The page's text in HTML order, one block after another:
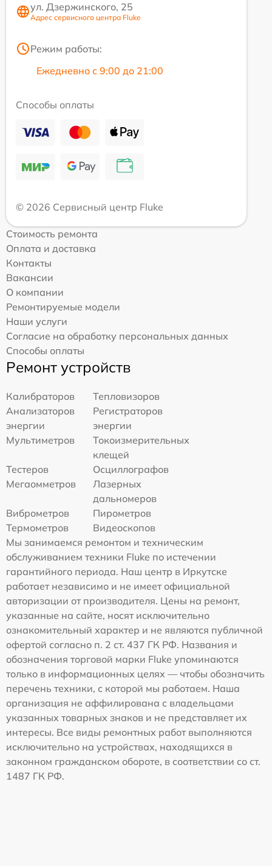
ул. Дзержинского, 25
Адрес сервисного центра Fluke
Режим работы:
Ежедневно с 9:00 до 21:00
Способы оплаты
© 2026 Сервисный центр Fluke
Стоимость ремонта
Оплата и доставка
Контакты
Вакансии
О компании
Ремонтируемые модели
Наши услуги
Согласие на обработку персональных данных
Способы оплаты
Ремонт устройств
Калибраторов
Тепловизоров
Анализаторов
энергии
Регистраторов
энергии
Мультиметров
Токоизмерительных
клещей
Тестеров
Осциллографов
Мегаомметров
Лазерных
дальномеров
Виброметров
Пирометров
Термометров
Видеоскопов
Мы занимаемся ремонтом и техническим
обслуживанием техники Fluke по истечении
гарантийного периода. Наш центр в Иркутске
работает независимо и не имеет официальной
авторизации от производителя. Цены на ремонт,
указанные на сайте, носят исключительно
ознакомительный характер и не являются публичной
офертой согласно п. 2 ст. 437 ГК РФ. Названия и
обозначения торговой марки Fluke упоминаются
только в информационных целях — чтобы обозначить
перечень техники, с которой мы работаем. Наша
организация не аффилирована с владельцами
указанных товарных знаков и не представляет их
интересы. Все виды ремонтных работ выполняются
исключительно на устройствах, находящихся в
законном гражданском обороте, в соответствии со ст.
1487 ГК РФ.